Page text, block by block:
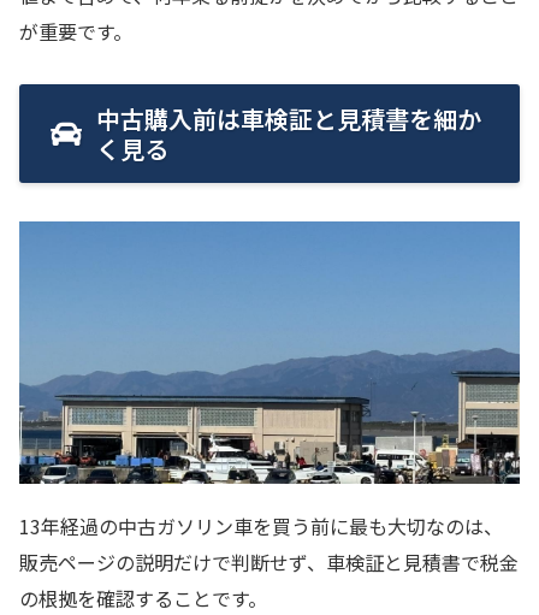
が重要です。
中古購入前は車検証と見積書を細か
く見る
13年経過の中古ガソリン車を買う前に最も大切なのは、
販売ページの説明だけで判断せず、車検証と見積書で税金
の根拠を確認することです。